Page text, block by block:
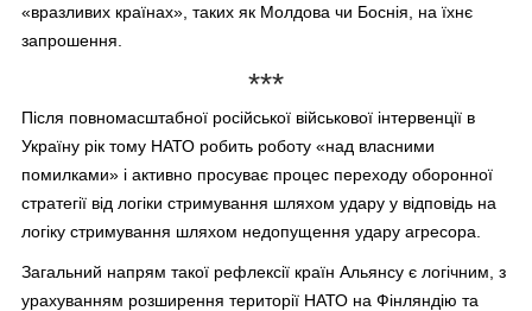
«вразливих країнах», таких як Молдова чи Боснія, на їхнє
запрошення.
***
Після повномасштабної російської військової інтервенції в
Україну рік тому НАТО робить роботу «над власними
помилками» і активно просуває процес переходу оборонної
стратегії від логіки стримування шляхом удару у відповідь на
логіку стримування шляхом недопущення удару агресора.
Загальний напрям такої рефлексії країн Альянсу є логічним, з
урахуванням розширення території НАТО на Фінляндію та